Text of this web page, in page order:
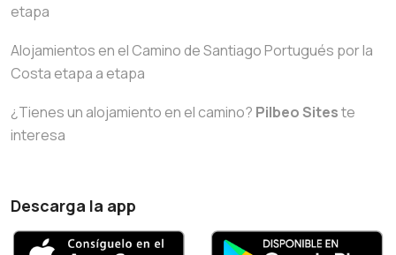
etapa
Alojamientos en el Camino de Santiago Portugués por la
Costa etapa a etapa
¿Tienes un alojamiento en el camino? Pilbeo Siteste
interesa
Descarga la app